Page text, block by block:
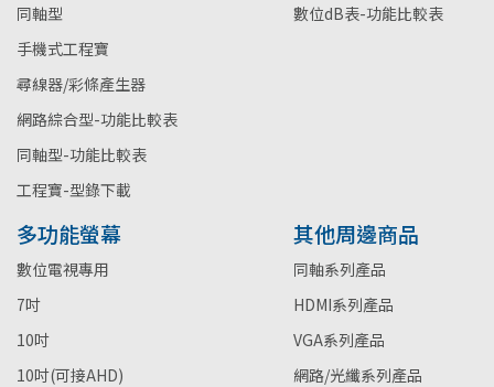
同軸型
手機式工程寶
尋線器/彩條產生器
網路綜合型-功能比較表
同軸型-功能比較表
工程寶-型錄下載
數位dB表-功能比較表
多功能螢幕
數位電視專用
7吋
10吋
10吋(可接AHD)
其他周邊商品
同軸系列產品
HDMI系列產品
VGA系列產品
網路/光纖系列產品